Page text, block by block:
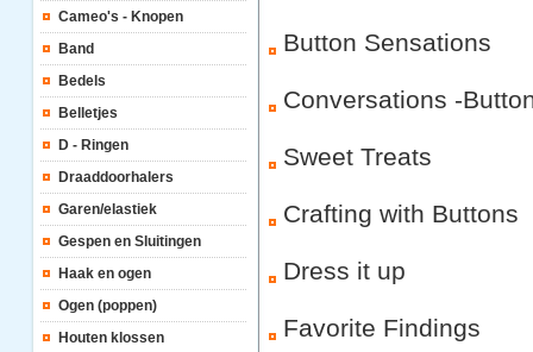
Cameo's - Knopen
Band
Bedels
Belletjes
D - Ringen
Draaddoorhalers
Garen/elastiek
Gespen en Sluitingen
Haak en ogen
Ogen (poppen)
Houten klossen
Button Sensations
Conversations -
Sweet Treats
Crafting with Buttons
Dress it up
Favorite Findings